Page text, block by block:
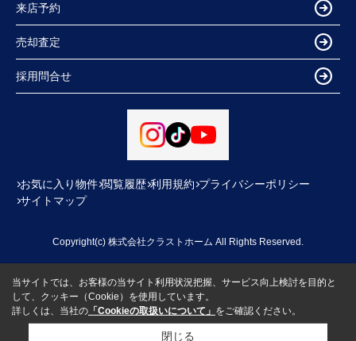
来店予約
売却査定
採用問合せ
お気に入り物件 閲覧履歴 利用規約 プライバシーポリシー
サイトマップ
Copyright(c) 株式会社クラストホーム All Rights Reserved.
当サイトでは、お客様の当サイト利用状況把握、サービス向上検討を目的と
して、クッキー（Cookie）を使用しています。
詳しくは、当社の 「Cookieの取扱いについて」 をご確認ください。
閉じる